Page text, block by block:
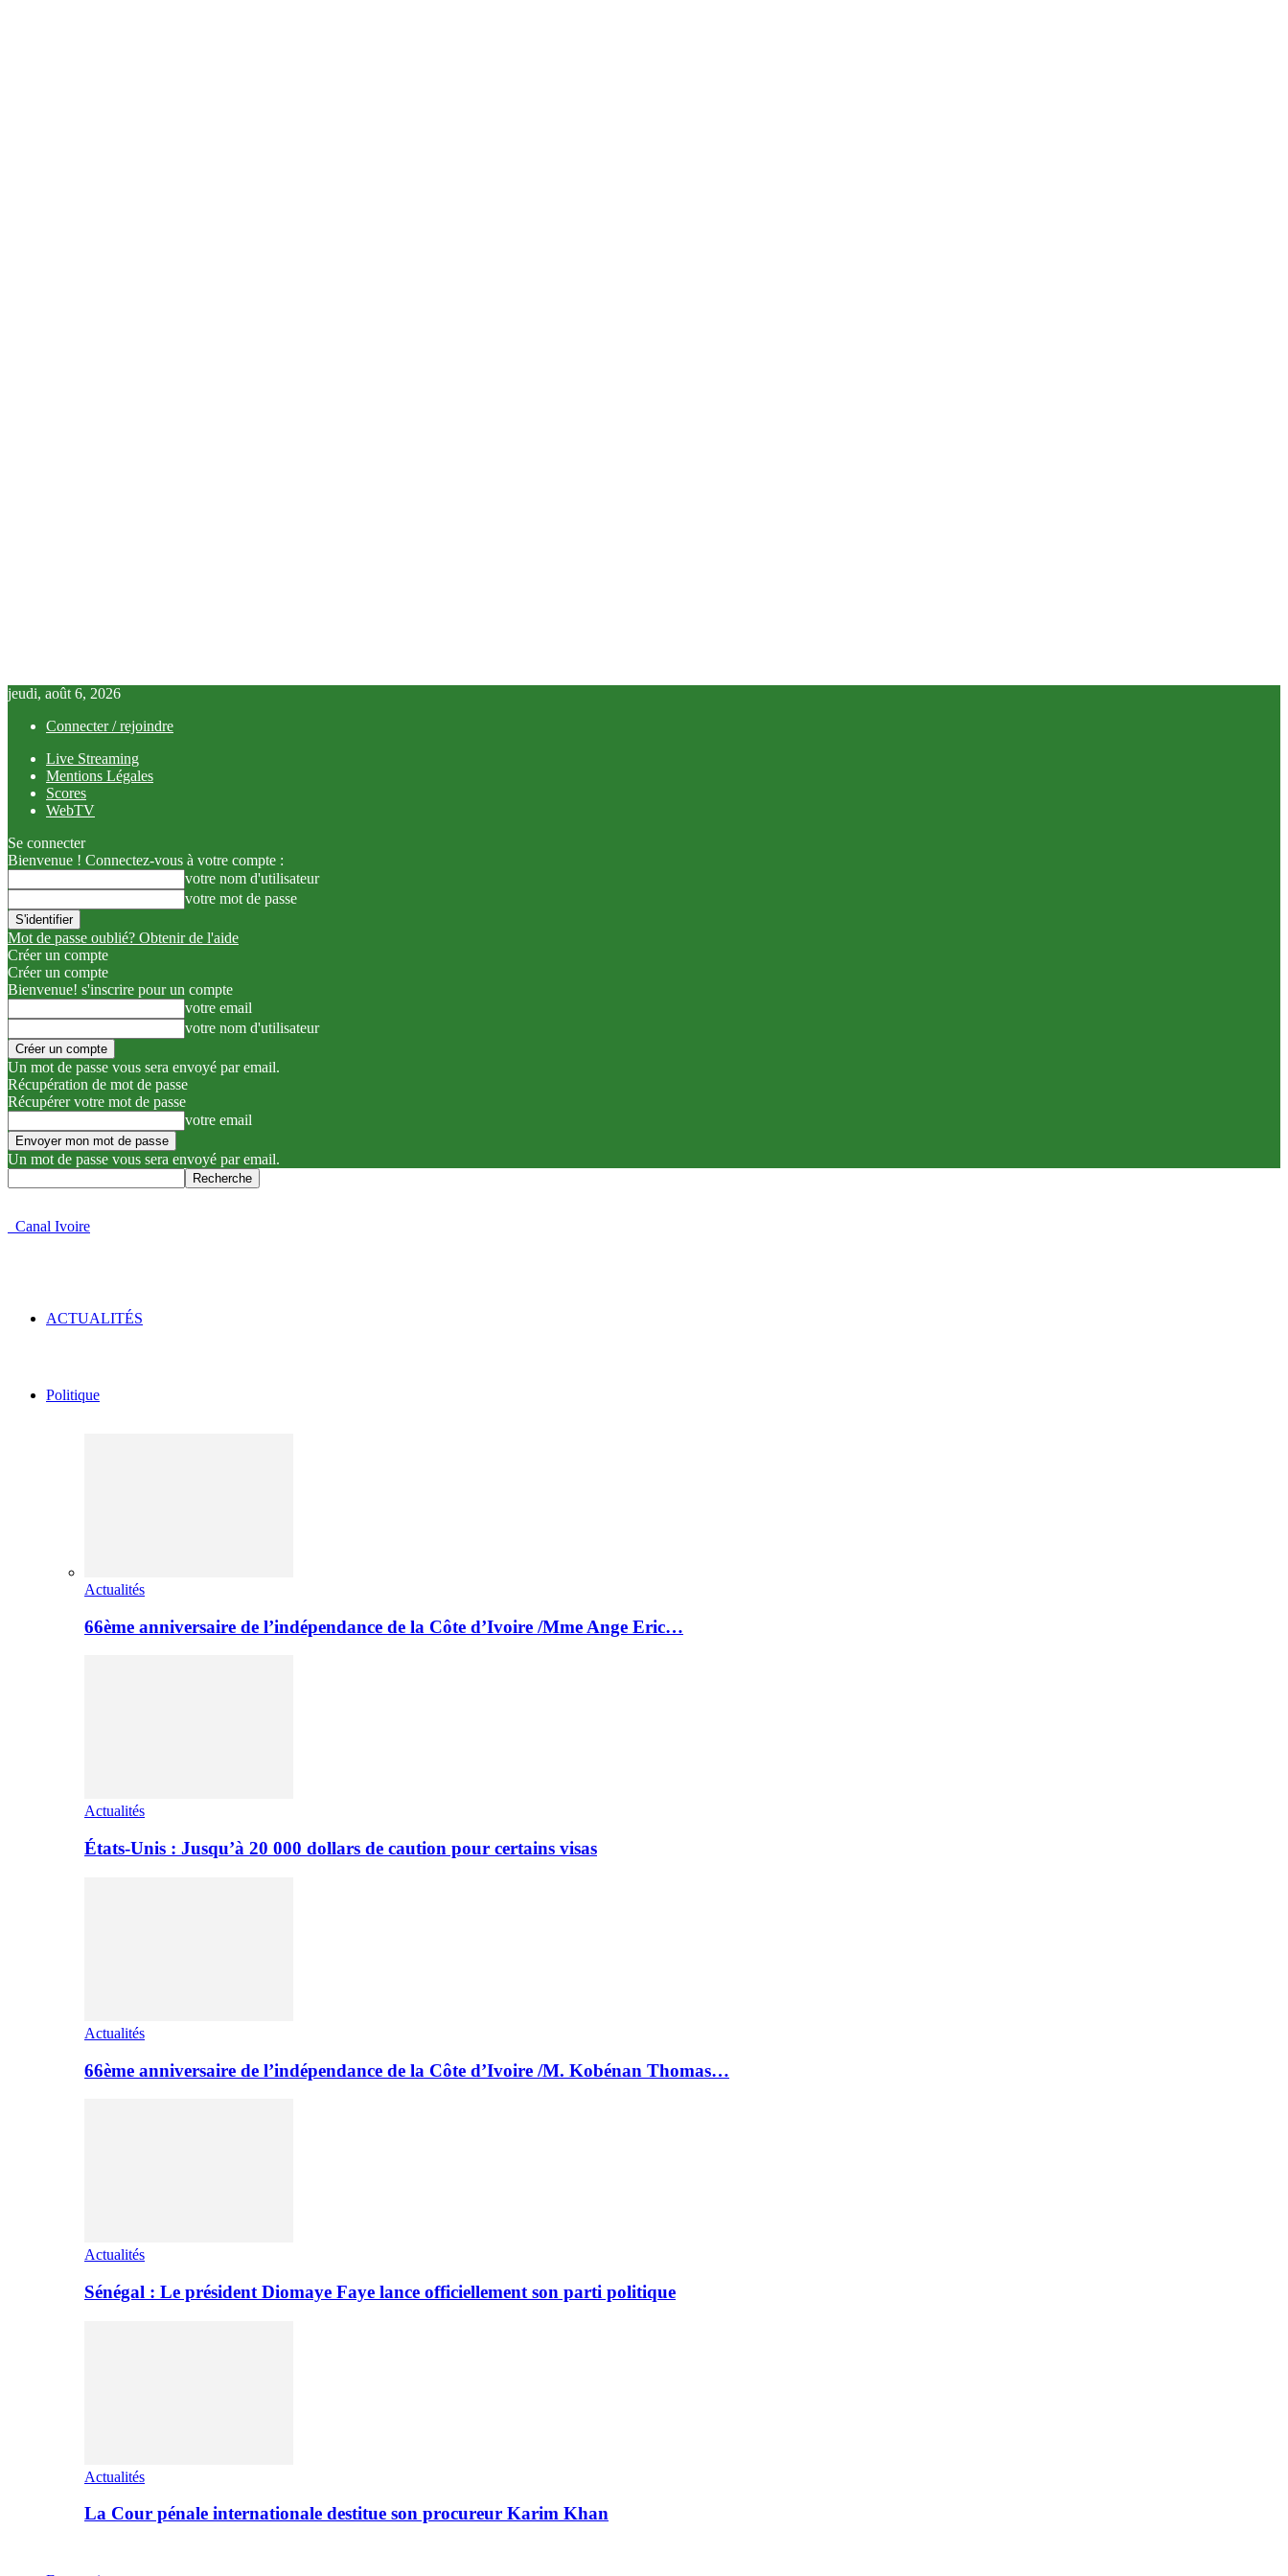
jeudi, août 6, 2026
Connecter / rejoindre
Live Streaming
Mentions Légales
Scores
WebTV
Se connecter
Bienvenue ! Connectez-vous à votre compte :
votre nom d'utilisateur
votre mot de passe
Mot de passe oublié? Obtenir de l'aide
Créer un compte
Créer un compte
Bienvenue! s'inscrire pour un compte
votre email
votre nom d'utilisateur
Un mot de passe vous sera envoyé par email.
Récupération de mot de passe
Récupérer votre mot de passe
votre email
Un mot de passe vous sera envoyé par email.
Canal Ivoire
ACTUALITÉS
Politique
Actualités
66ème anniversaire de l’indépendance de la Côte d’Ivoire /Mme Ange Eric…
Actualités
États-Unis : Jusqu’à 20 000 dollars de caution pour certains visas
Actualités
66ème anniversaire de l’indépendance de la Côte d’Ivoire /M. Kobénan Thomas…
Actualités
Sénégal : Le président Diomaye Faye lance officiellement son parti politique
Actualités
La Cour pénale internationale destitue son procureur Karim Khan